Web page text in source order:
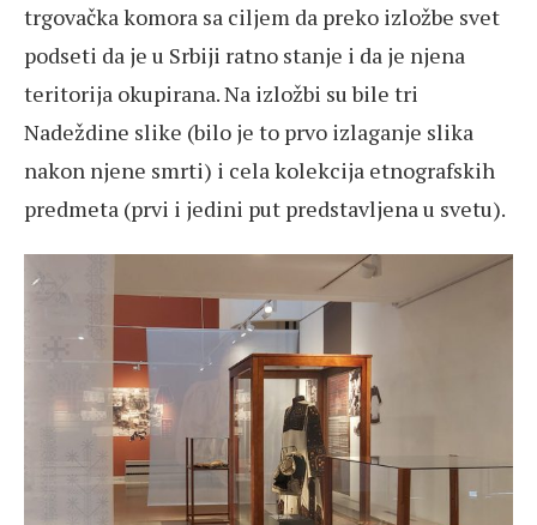
trgovačka komora sa ciljem da preko izložbe svet
podseti da je u Srbiji ratno stanje i da je njena
teritorija okupirana. Na izložbi su bile tri
Nadeždine slike (bilo je to prvo izlaganje slika
nakon njene smrti) i cela kolekcija etnografskih
predmeta (prvi i jedini put predstavljena u svetu).